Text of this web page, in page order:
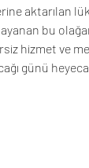
aktarılan
bu
hizmet ve
günü